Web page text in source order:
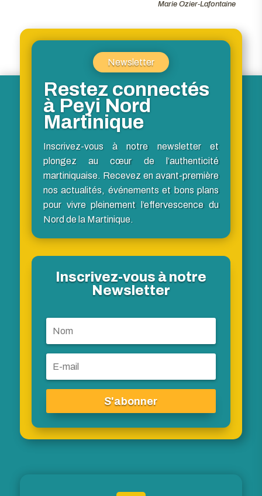
Marie Ozier-Lafontaine
Newsletter
Restez connectés
à Peyi Nord
Martinique
Inscrivez-vous à notre newsletter et
plongez au cœur de l’authenticité
martiniquaise. Recevez en avant-première
nos actualités, événements et bons plans
pour vivre pleinement l’effervescence du
Nord de la Martinique.
Inscrivez-vous à notre
Newsletter
S'abonner